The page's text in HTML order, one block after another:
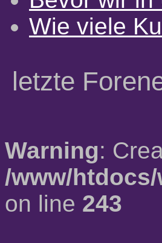
Wie viele
letzte
Warning:
/www/
on line 243